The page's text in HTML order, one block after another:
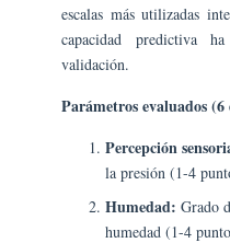
escalas más utilizadas
capacidad predictiva
validación.
Parámetros evaluados
Percepción
la presión (1-4
Humedad: Grado
humedad (1-4